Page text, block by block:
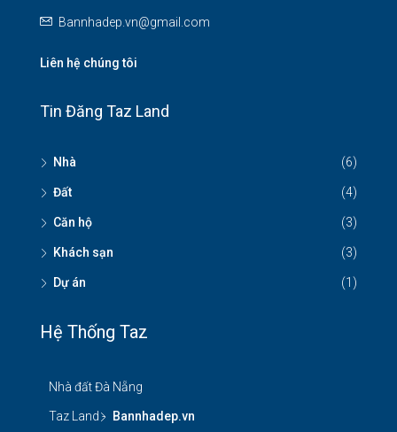
Bannhadep.vn@gmail.com
Liên hệ chúng tôi
Tin Đăng Taz Land
Nhà (6)
Đất (4)
Căn hộ (3)
Khách sạn (3)
Dự án (1)
Hệ Thống Taz
Nhà đất Đà Nẵng
Taz Land - Bannhadep.vn